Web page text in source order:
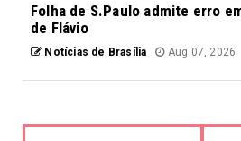
Folha de S.Paulo admite erro
de Flávio
Notícias de Brasília Aug 07, 2026